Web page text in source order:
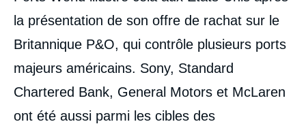
la présentation de son offre de rachat sur le
Britannique P&O, qui contrôle plusieurs ports
majeurs américains. Sony, Standard
Chartered Bank, General Motors et McLaren
ont été aussi parmi les cibles des